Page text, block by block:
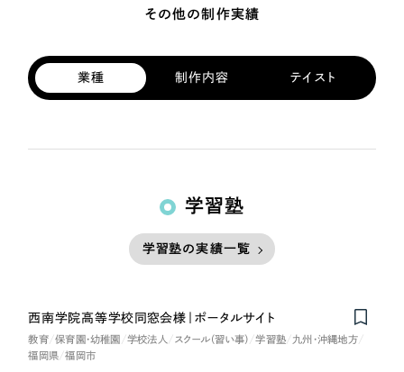
その他の制作実績
業種 制作内容 テイスト
学習塾
学習塾の実績一覧
西南学院高等学校同窓会様｜ポータルサイト
教育 保育園・幼稚園 学校法人 スクール（習い事） 学習塾
九州・沖縄地方
福岡県
福岡市